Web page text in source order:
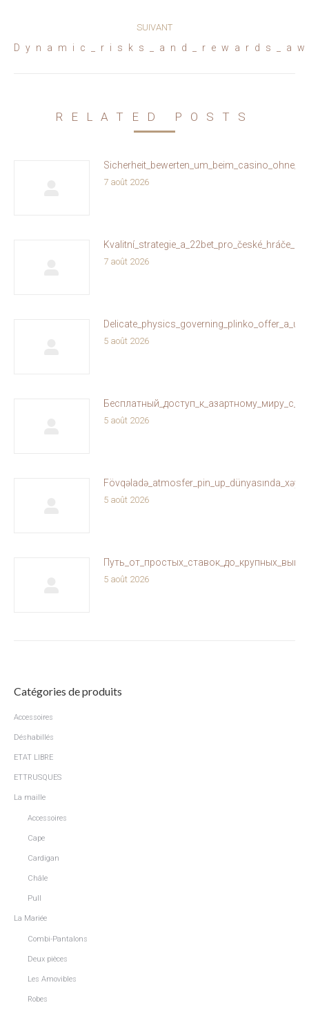
:
SUIVANT
Article
RELATED POSTS
7 août 2026
7 août 2026
5 août 2026
5 août 2026
5 août 2026
5 août 2026
Catégories de produits
Accessoires
Déshabillés
ETAT LIBRE
ETTRUSQUES
La maille
Accessoires
Cape
Cardigan
Châle
Pull
La Mariée
Combi-Pantalons
Deux pièces
Les Amovibles
Robes